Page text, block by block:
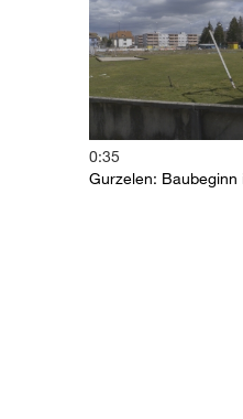
90%
0:35
Gurzelen: Baubeginn